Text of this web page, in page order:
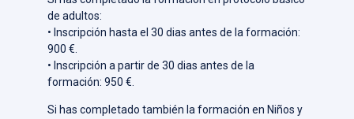
de adultos:
• Inscripción hasta el 30 dias antes de la formación:
900 €.
• Inscripción a partir de 30 dias antes de la
formación: 950 €.
Si has completado también la formación en Niños y